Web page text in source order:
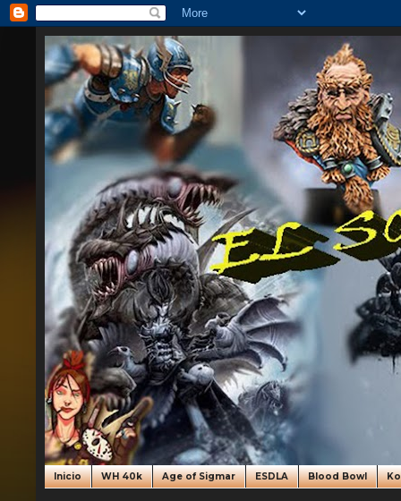
Inicio WH 40k Age of Sigmar ESDLA Blood Bowl